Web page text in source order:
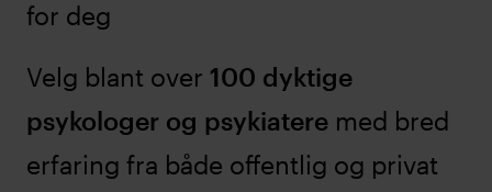
for deg
Velg blant over 100 dyktige
psykologer og psykiatere med bred
erfaring fra både offentlig og privat